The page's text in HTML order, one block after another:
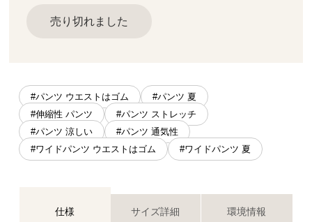
売り切れました
#パンツ ウエストはゴム
#パンツ 夏
#伸縮性 パンツ
#パンツ ストレッチ
#パンツ 涼しい
#パンツ 通気性
#ワイドパンツ ウエストはゴム
#ワイドパンツ 夏
仕様 サイズ詳細 環境情報